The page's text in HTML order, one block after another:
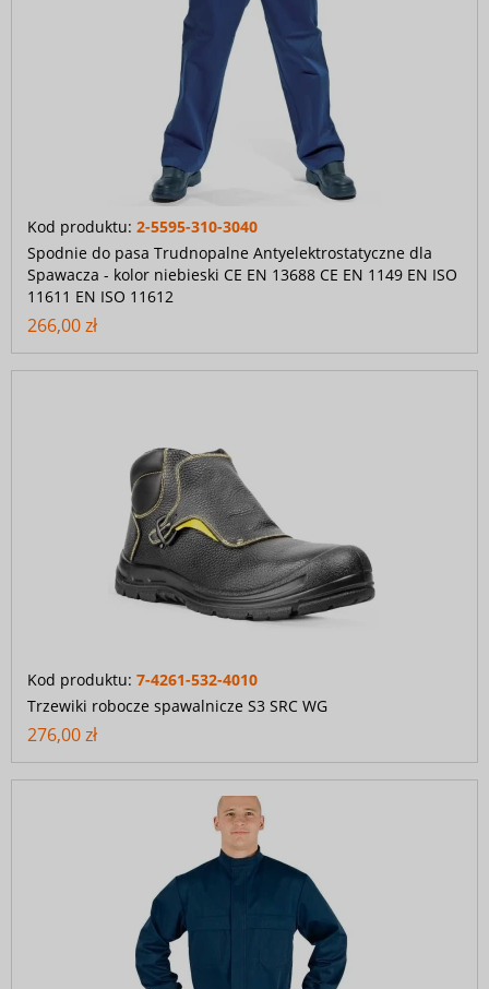
Kod produktu: 2-5595-310-3040
Spodnie do pasa Trudnopalne Antyelektrostatyczne dla
Spawacza - kolor niebieski CE EN 13688 CE EN 1149 EN ISO
11611 EN ISO 11612
266,00 zł
Kod produktu: 7-4261-532-4010
Trzewiki robocze spawalnicze S3 SRC WG
276,00 zł